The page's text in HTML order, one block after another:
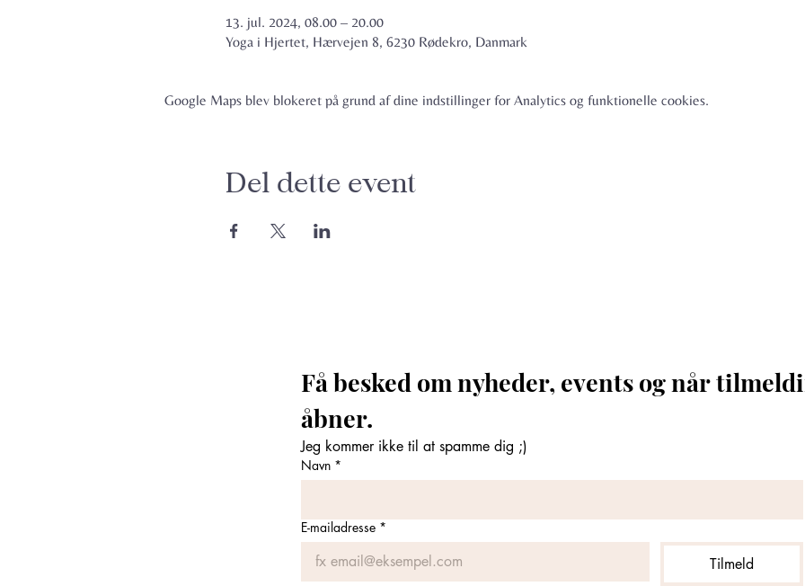
13. jul. 2024, 08.00 – 20.00
Yoga i Hjertet, Hærvejen 8, 6230 Rødekro, Danmark
Google Maps blev blokeret på grund af dine indstillinger for Analytics og funktionelle cookies.
Del dette event
Få besked om nyheder, events og når
Jeg kommer ikke til at spamme dig ;)
Navn *
E-mailadresse *
Tilmeld